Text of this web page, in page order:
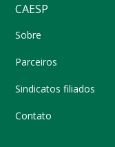
CAESP
Sobre
Parceiros
Sindicatos filiados
Contato